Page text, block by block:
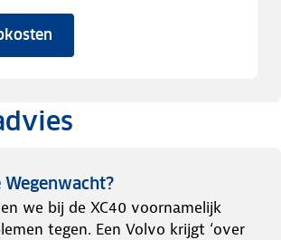
we bij de XC40 voornamelijk
tegen. Een Volvo krijgt ‘over